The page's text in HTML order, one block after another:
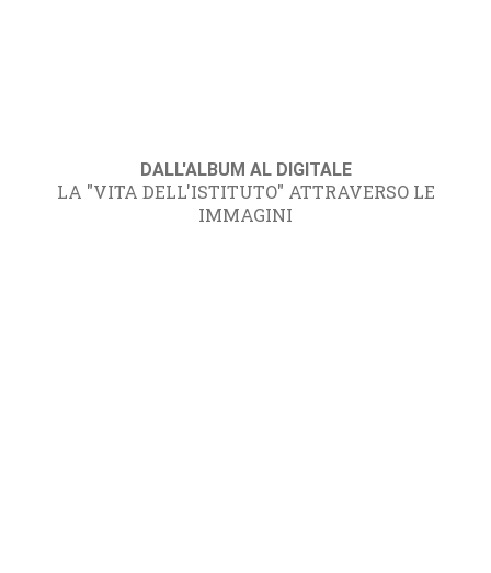
DALL'ALBUM AL DIGITALE
LA "VITA DELL'ISTITUTO" ATTRAVERSO LE
IMMAGINI